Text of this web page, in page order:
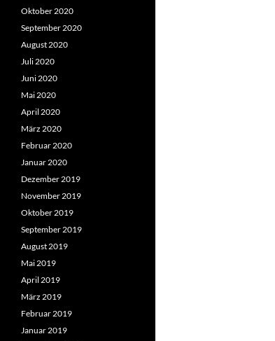
Oktober 2020
September 2020
August 2020
Juli 2020
Juni 2020
Mai 2020
April 2020
März 2020
Februar 2020
Januar 2020
Dezember 2019
November 2019
Oktober 2019
September 2019
August 2019
Mai 2019
April 2019
März 2019
Februar 2019
Januar 2019